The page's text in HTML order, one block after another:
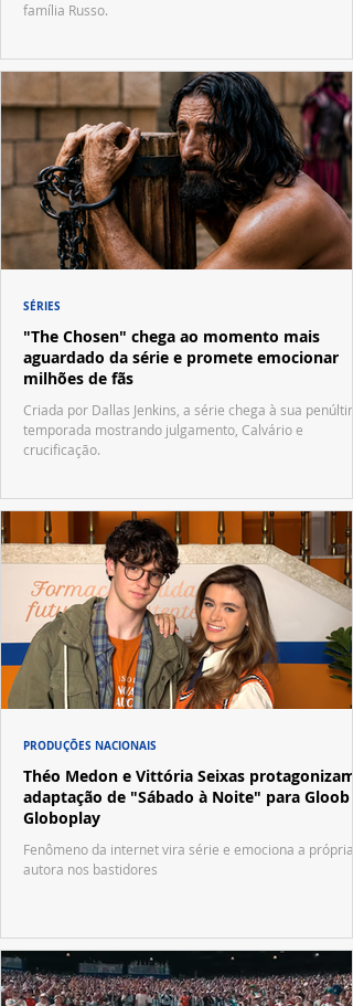
família Russo.
"The Chosen" chega ao momento mais
aguardado da série e promete emocionar
milhões de fãs
Criada por Dallas Jenkins, a série chega à sua
temporada mostrando julgamento, Calvário e
crucificação.
SÉRIES
Théo Medon e Vittória Seixas protagonizam
adaptação de "Sábado à Noite" para Gloob e
Globoplay
Fenômeno da internet vira série e emociona a própria
autora nos bastidores
PRODUÇÕES NACIONAIS